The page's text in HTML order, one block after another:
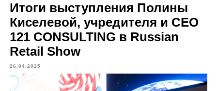
Итоги выступления Полины
Киселевой, учредителя и СЕО
121 CONSULTING в Russian
Retail Show
26.04.2025